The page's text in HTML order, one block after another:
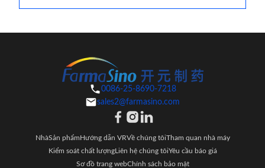
0086-25-8690-7218
sales2@farmasino.com
NhàSản phẩm Hướng dẫn VRVề chúng tôiTham quan nhà máy
Kiểm soát chất lượngLiên hệ chúng tôiYêu cầu báo giá
Sơ đồ trang webChính sách bảo mật